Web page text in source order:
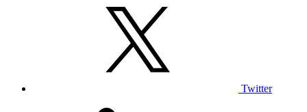
Twitter